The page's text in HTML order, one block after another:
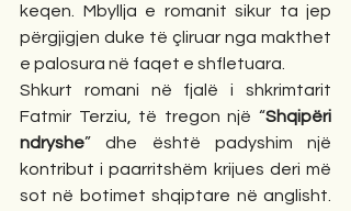
keqen. Mbyllja e romanit sikur ta jep
përgjigjen duke të çliruar nga makthet
e palosura në faqet e shfletuara.
Shkurt romani në fjalë i shkrimtarit
Fatmir Terziu, të tregon një “Shqipëri
ndryshe” dhe është padyshim një
kontribut i paarritshëm krijues deri më
sot në botimet shqiptare në anglisht.